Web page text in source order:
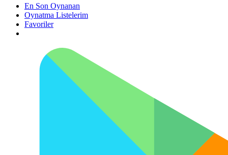
En Son Oynanan
Oynatma Listelerim
Favoriler